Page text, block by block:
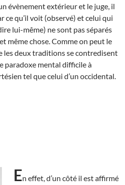
évènement extérieur et le juge, il
ce qu’il voit (observé) et celui qui
lui-même) ne sont pas séparés
même chose. Comme on peut le
les deux traditions se contredisent
paradoxe mental difficile à
tel que celui d’un occidental.
En effet, d’un côté il est affirmé